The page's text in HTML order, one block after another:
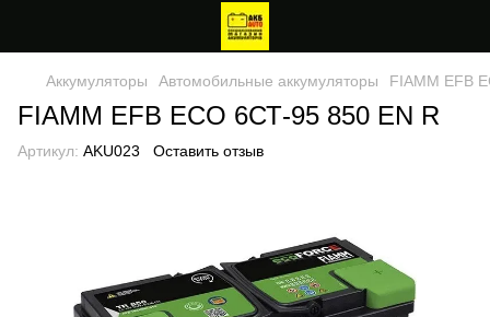
Аккумуляторы Автомобильные аккумуляторы FIAMM EFB
FIAMM EFB ECO 6СТ-95 850 EN R
Артикул: AKU023 Оставить отзыв